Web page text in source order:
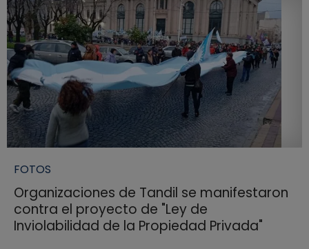
FOTOS
Organizaciones de Tandil se manifestaron
contra el proyecto de "Ley de
Inviolabilidad de la Propiedad Privada"